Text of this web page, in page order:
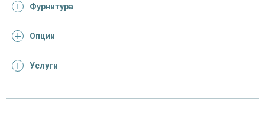
Ребра жесткости
Фурнитура
Опции
Услуги